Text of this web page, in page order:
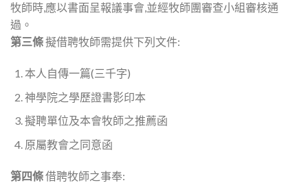
牧師時,應以書面呈報議事會,並經牧師團審查小組審核通
過。
第三條擬借聘牧師需提供下列文件:
本人自傳一篇(三千字)
神學院之學歷證書影印本
擬聘單位及本會牧師之推薦函
原屬教會之同意函
第四條借聘牧師之事奉: